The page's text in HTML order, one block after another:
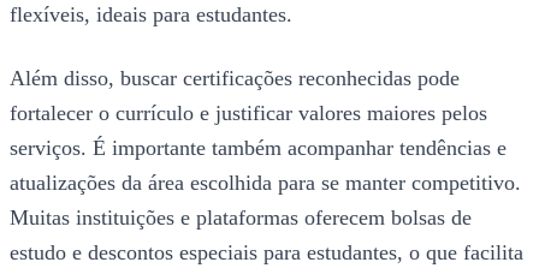
flexíveis, ideais para estudantes.
Além disso, buscar certificações reconhecidas pode
fortalecer o currículo e justificar valores maiores pelos
serviços. É importante também acompanhar tendências e
atualizações da área escolhida para se manter competitivo.
Muitas instituições e plataformas oferecem bolsas de
estudo e descontos especiais para estudantes, o que facilita